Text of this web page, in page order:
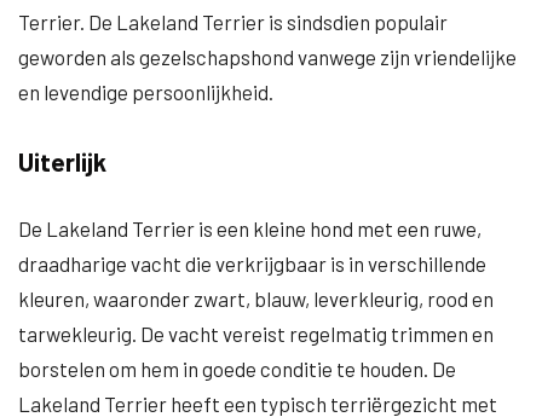
Terrier. De Lakeland Terrier is sindsdien populair
geworden als gezelschapshond vanwege zijn vriendelijke
en levendige persoonlijkheid.
Uiterlijk
De Lakeland Terrier is een kleine hond met een ruwe,
draadharige vacht die verkrijgbaar is in verschillende
kleuren, waaronder zwart, blauw, leverkleurig, rood en
tarwekleurig. De vacht vereist regelmatig trimmen en
borstelen om hem in goede conditie te houden. De
Lakeland Terrier heeft een typisch terriërgezicht met